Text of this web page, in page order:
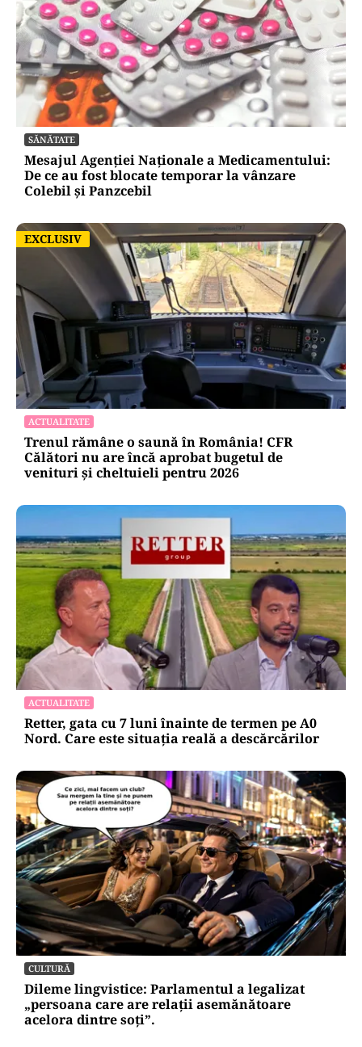
SĂNĂTATE
Mesajul Agenției Naționale a Medicamentului:
De ce au fost blocate temporar la vânzare
Colebil și Panzcebil
EXCLUSIV
EXCLUSIV
ACTUALITATE
Trenul rămâne o saună în România! CFR
Călători nu are încă aprobat bugetul de
venituri și cheltuieli pentru 2026
ACTUALITATE
Retter, gata cu 7 luni înainte de termen pe A0
Nord. Care este situația reală a descărcărilor
CULTURĂ
Dileme lingvistice: Parlamentul a legalizat
„persoana care are relații asemănătoare
acelora dintre soți”.